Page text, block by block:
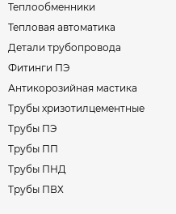
Теплообменники
Тепловая автоматика
Детали трубопровода
Фитинги ПЭ
Антикорозийная мастика
Трубы хризотилцементные
Трубы ПЭ
Трубы ПП
Трубы ПНД
Трубы ПВХ